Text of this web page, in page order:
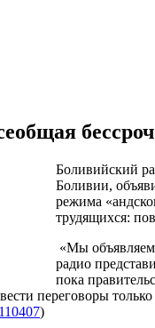
Боливийский
Боливии,
режима
трудящихся:
«Мы объявляем
радио
пока
переговоры
)